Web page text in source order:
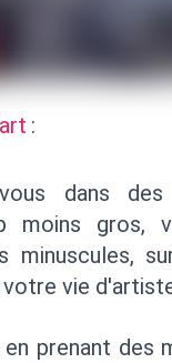
:
dans
moins gros,
minuscules,
vie
en prenant des